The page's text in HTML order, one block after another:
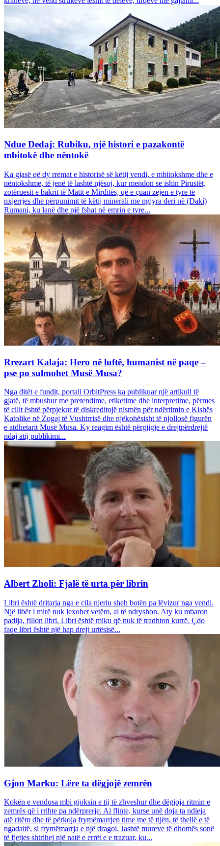
Ndue Dedaj: Rubiku, një histori e pazakontë
mbitokë dhe nëntokë
Ka gjasë që dy rremat e historisë së këtij vendi, e mbitokshme dhe e
nëntokshme, të jenë të lashtë njësoj, kur mendon se ishin Pirustët,
zotëruesit e bakrit të Matit e Mirditës, që e çuan zejen e tyre të
nxjerrjes dhe përpunimit të këtij minerali me ngjyra deri në (Dakì)
Rumani, ku lanë dhe një fshat në emrin e tyre...
Rrezart Kalaja: Hero në luftë, humanist në paqe –
pse po sulmohet Musë Musa?
Nga ditët e fundit, portali OrbitPress ka publikuar një artikull të
gjatë, të mbushur me pretendime, etiketime dhe interpretime, përmes
të cilit është përpjekur të diskreditojë nismën për ndërtimin e Kishës
Katolike në Zogaj të Vushtrrisë dhe njëkohësisht të njollosë figurën
e atdhetarit Musë Musa. Ky reagim është përgjigje e drejtpërdrejtë
ndaj atij publikimi...
Albert Zholi: Fjalë të urta për librin
Libri është dritarja nga e cila njeriu sheh botën pa lëvizur nga vendi.
Një libër i mirë nuk lexohet vetëm, ai të ndryshon. Aty ku mbaron
padija, fillon libri. Libri është miku që nuk të tradhton kurrë. Çdo
faqe libri është një hap drejt urtësisë...
Gjon Marku: Lëre ta dëgjojë zemrën
Kokën e vendosa mbi gjoksin e tij të zhveshur dhe dëgjoja ritmin e
zemrës që i rrihte pa ndërprerje. Ai flinte, kurse unë doja ta ndieja
atë ritëm dhe të përkoja frymëmarrjen time me të tijën, të thellë e të
ngadaltë, si frymëmarrja e një dragoi. Jashtë mureve të dhomës sonë
të fjetjes shtrihej një natë e errët e e trazuar, ku...